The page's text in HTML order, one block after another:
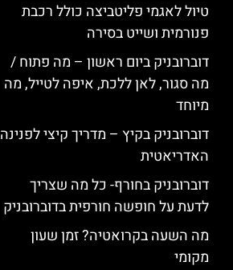
טיול לאגמי פליטביצה כולל רכבת
פנורמית ושייט בסירה
דוברובניק ביום ראשון – מה פתוח /
מה סגור, לאן ללכת, איפה לטייל, מה
מיוחד
דוברובניק בקיץ – מדריך קיצי לפנינה
האדריאטית
דוברובניק בחורף- כל מה שצריך
לדעת על חופשה חורפית בדוברובניק
מה השעה בקרואטיה? זמן שעון
מקומי